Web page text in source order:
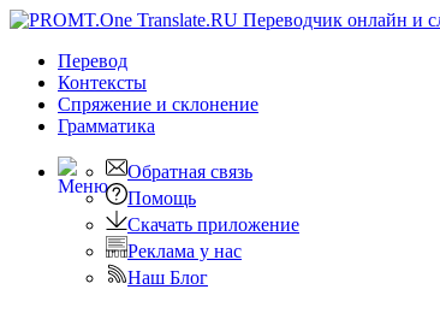
Перевод
Контексты
Спряжение и склонение
Грамматика
Обратная связь
Помощь
Скачать приложение
Реклама у нас
Наш Блог